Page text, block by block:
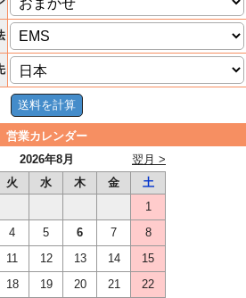
営業カレンダー
2026年8月
翌月 >
火 水 木 金
土
1
4 5 6 7
8
11 12 13 14
15
18 19 20 21
22